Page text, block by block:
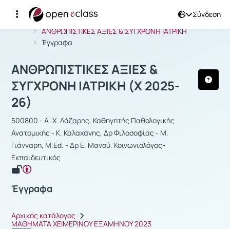
Σύνδεση
Αρχική Σελίδα
ΑΝΘΡΩΠΙΣΤΙΚΕΣ ΑΞΙΕΣ & ΣΥΓΧΡΟΝΗ ΙΑΤΡΙΚΗ
Έγγραφα
Μάθημα : ΑΝΘΡΩΠΙΣΤΙΚΕΣ ΑΞΙΕΣ &
ΑΝΘΡΩΠΙΣΤΙΚΕΣ ΑΞΙΕΣ &
ΣΥΓΧΡΟΝΗ ΙΑΤΡΙΚΗ (Χ 2025-
26)
500800 - Α. Χ. Λάζαρης, Καθηγητής Παθολογικής
Ανατομικής - Κ. Καλαχάνης, Δρ Φιλοσοφίας - Μ.
Γιάνναρη, M.Ed. - Δρ Ε. Μανού, Κοινωνιολόγος-
Εκπαιδευτικός
Έγγραφα
Αρχικός κατάλογος
ΜΑΘΗΜΑΤΑ ΧΕΙΜΕΡΙΝΟΥ ΕΞΑΜΗΝΟΥ 2023